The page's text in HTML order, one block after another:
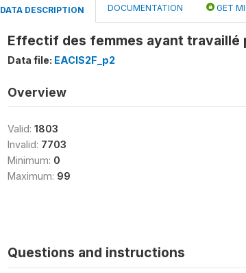
DATA DESCRIPTION DOCUMENTATION GET
Effectif des femmes ayant travaillé
Data file: EACIS2F_p2
Overview
Valid: 1803
Invalid: 7703
Minimum: 0
Maximum: 99
Questions and instructions